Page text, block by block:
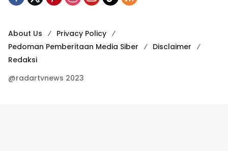
About Us
Privacy Policy
Pedoman Pemberitaan Media Siber
Disclaimer
Redaksi
@radartvnews 2023